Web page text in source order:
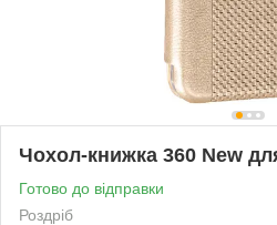
Чохол-книжка 360 New
Готово до відправки
Роздріб